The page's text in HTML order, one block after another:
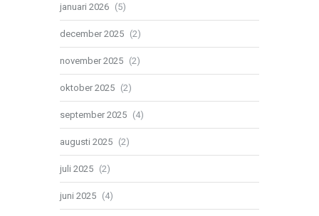
januari 2026 (5)
december 2025 (2)
november 2025 (2)
oktober 2025 (2)
september 2025 (4)
augusti 2025 (2)
juli 2025 (2)
juni 2025 (4)